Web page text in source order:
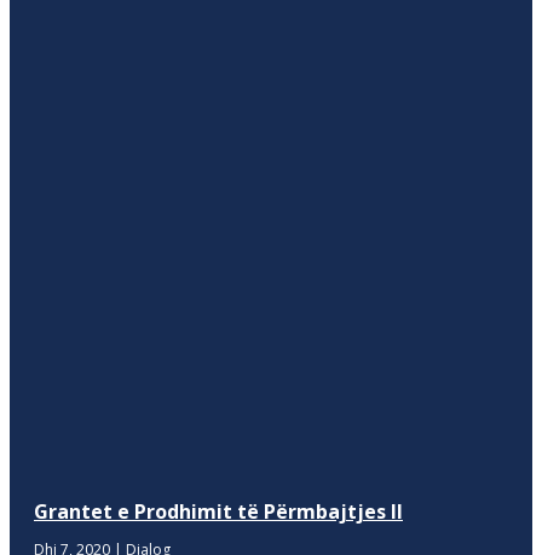
Grantet e Prodhimit të Përmbajtjes II
Dhj 7, 2020 | Dialog